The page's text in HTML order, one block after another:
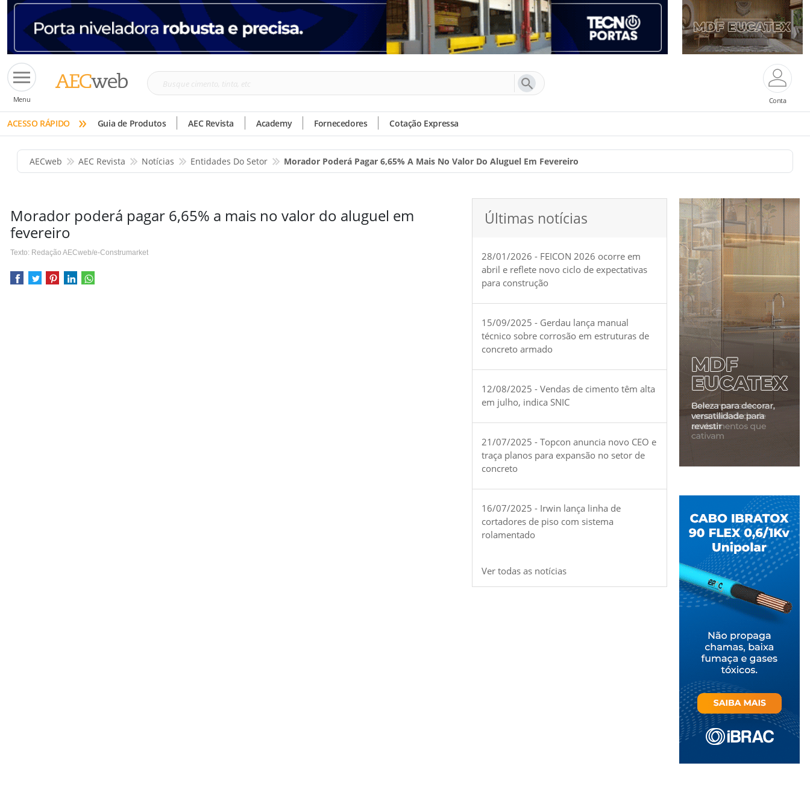
Menu
Busque
tinta,
etc
Conta
ACESSO RÁPIDO » Guia de Produtos AEC Revista Academy Fornecedores Cotação Expressa
AECweb AEC Revista Notícias Entidades Do Setor Morador Poderá Pagar 6,65% A Mais No Valor Do Aluguel Em Fevereiro
Morador poderá pagar 6,65% a mais no valor do aluguel em
fevereiro
Texto: Redação AECweb/e-Construmarket
Últimas notícias
28/01/2026 - FEICON 2026 ocorre em
abril e reflete novo ciclo de expectativas
para construção
15/09/2025 - Gerdau lança manual
técnico sobre corrosão em estruturas de
concreto armado
12/08/2025 - Vendas de cimento têm alta
em julho, indica SNIC
21/07/2025 - Topcon anuncia novo CEO e
traça planos para expansão no setor de
concreto
16/07/2025 - Irwin lança linha de
cortadores de piso com sistema
rolamentado
Ver todas as notícias